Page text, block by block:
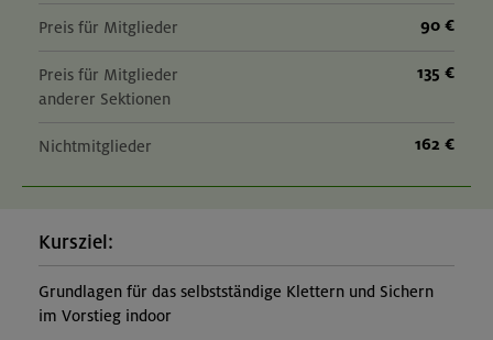
Preis für Mitglieder 90 €
Preis für Mitglieder
anderer Sektionen
135 €
Nichtmitglieder 162 €
Kursziel:
Grundlagen für das selbstständige Klettern und Sichern
im Vorstieg indoor